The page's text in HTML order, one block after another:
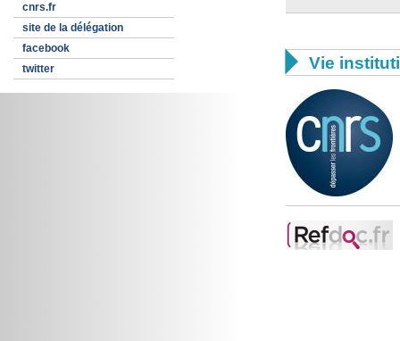
cnrs.fr
site de la délégation
facebook
twitter
 Vie